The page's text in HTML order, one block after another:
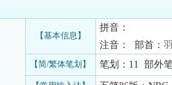
【基本信息】
拼音：
注音： 部首：
【简/繁体笔划】 笔划：11 部外